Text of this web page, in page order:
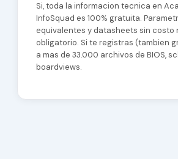
Si, toda la informacion tecnica en
InfoSquad es 100% gratuita.
equivalentes y datasheets sin costo
obligatorio. Si te registras (tambien
a mas de 33.000 archivos de BIOS,
boardviews.